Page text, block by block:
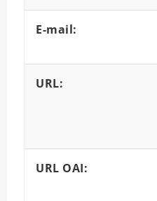
E-mail:
URL:
URL OAI: